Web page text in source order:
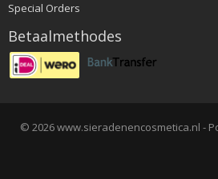
Special Orders
Betaalmethodes
© 2026 www.sieradenencosmetica.nl -